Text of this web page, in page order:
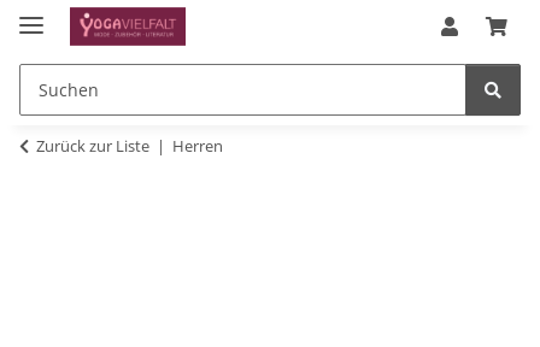
Zurück zur Liste Herren